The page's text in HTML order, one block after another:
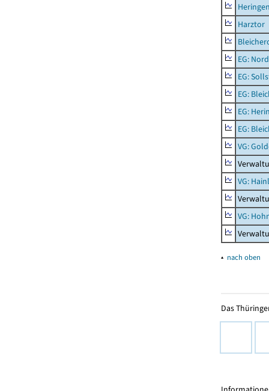
Harztor
EG:
EG:
EG:
EG:
EG:
VG:
VG:
VG:
▴ nach oben
Das